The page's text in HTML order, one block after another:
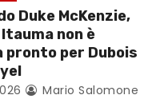
Duke McKenzie,
non è
pronto per Dubois
Mario Salomone